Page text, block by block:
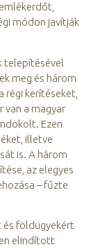
módon javítják
telepítésével
meg és három
régi kerítéseket,
van a magyar
Ezen
illetve
is. A három
az elegyes
– fűzte
és földügyekért
elindított